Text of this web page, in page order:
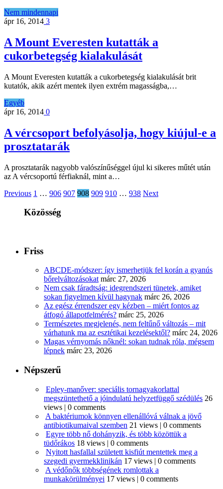
Nem mindennapi
ápr 16, 2014 3
A Mount Everesten kutatták a
cukorbetegség kialakulását
A Mount Everesten kutatták a cukorbetegség kialakulását brit
kutatók, akik azért mentek ilyen extrém magasságba,…
Egyéb
ápr 16, 2014 0
A vércsoport befolyásolja, hogy kiújul-e a
prosztatarák
A prosztatarák nagyobb valószínűséggel újul ki sikeres műtét után
az A vércsoportú férfiaknál, mint a…
Previous 1 … 906 907 908 909 910 … 938 Next
Közösség
Friss
ABCDE‑módszer: így ismerhetjük fel korán a gyanús
bőrelváltozásokat márc 27, 2026
Nem csak fáradtság: idegrendszeri tünetek, amiket
sokan figyelmen kívül hagynak márc 26, 2026
Az egész érrendszer egy kézben – miért fontos az
átfogó állapotfelmérés? márc 25, 2026
Természetes megjelenés, nem feltűnő változás – mit
várhatunk ma az esztétikai kezelésektől? márc 24, 2026
Magas vérnyomás nőknél: sokan tudnak róla, mégsem
lépnek márc 23, 2026
Népszerű
Epley-manőver: speciális tornagyakorlattal
megszüntethető a jóindulatú helyzetfüggő szédülés 26
views | 0 comments
A baktériumok könnyen ellenállóvá válnak a jövő
antibiotikumaival szemben 21 views | 0 comments
Egyre több nő dohányzik, és több közöttük a
tüdőrákos 18 views | 0 comments
Nyitott hasfallal született kisfiút mentettek meg a
szegedi gyermekklinikán 17 views | 0 comments
A védőnők többségének romlottak a
munkakörülményei 17 views | 0 comments